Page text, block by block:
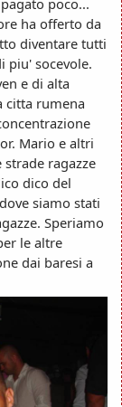
poco...
ha offerto da
diventare tutti
piu' socevole.
e di alta
citta rumena
Mario e altri
ragazze
dico del
siamo stati
Speriamo
le altre
dai baresi a